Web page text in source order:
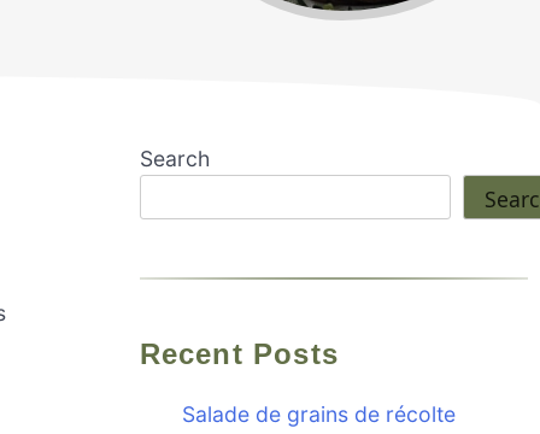
Search
Recent Posts
Salade de grains de récolte